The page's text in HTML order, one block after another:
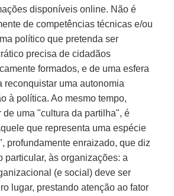
disponíveis online. Não é
de competências técnicas e/ou
político que pretenda ser
precisa de cidadãos
formados, e de uma esfera
reconquistar uma autonomia
à política. Ao mesmo tempo,
de uma "cultura da partilha", é
que representa uma espécie
profundamente enraizado, que diz
particular, às organizações: a
(e social) deve ser
lugar, prestando atenção ao fator